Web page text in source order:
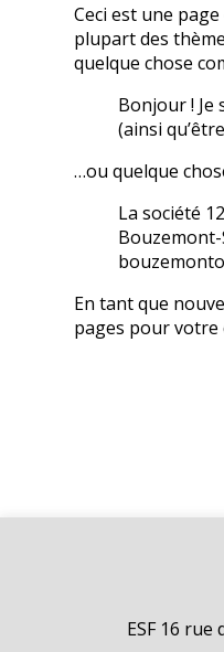
Ceci est une
plupart des
quelque chose
Bonjour ! Je
(ainsi
…ou quelque
La société
En tant que
pages pour votre
ESF 16 rue